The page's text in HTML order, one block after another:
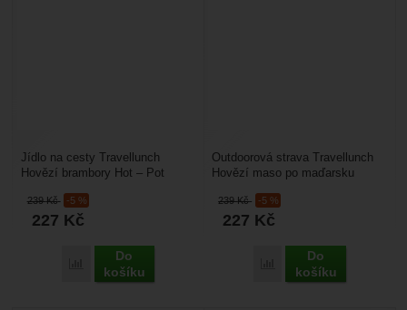
239Kč -5 %
227 Kč
Porovnat
Do
košíku
Jídlo na cesty Travellunch
Hovězí brambory Hot – Pot
které používají...
239Kč -5 %
227 Kč
Porovnat
Do
košíku
Outdoorová strava Travellunch
Hovězí maso po maďarsku
konzerv uplynula...